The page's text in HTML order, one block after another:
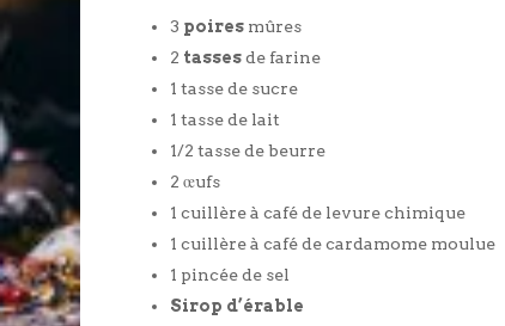
3 poiresmûres
2 tassesde farine
1 tasse de sucre
1 tasse de lait
1/2 tasse de beurre
2 œufs
1 cuillère à café de levure chimique
1 cuillère à café de cardamome moulue
1 pincée de sel
Sirop d’érable